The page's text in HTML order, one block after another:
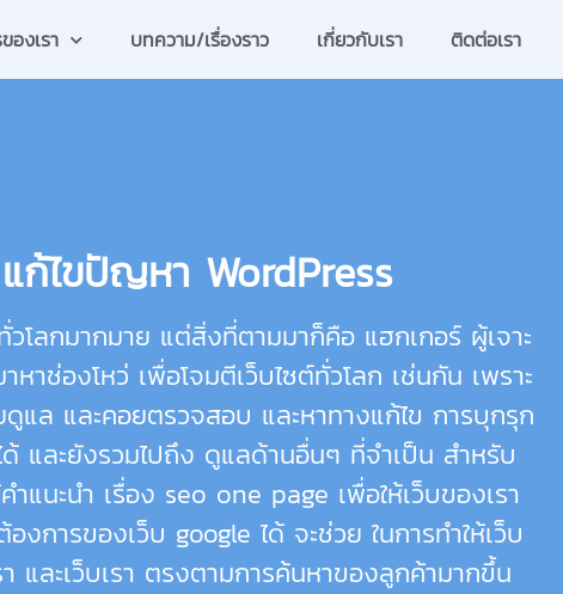
องเรา บทความ/เรื่องราว เกี่ยวกับเรา ติดต่อเรา
ก้ไขปัญหา WordPress
วโลกมากมาย แต่สิ่งที่ตามมาก็คือ แฮกเกอร์ ผู้เจาะ
หาช่องโหว่ เพื่อโจมตีเว็บไซต์ทั่วโลก เช่นกัน เพราะ
ดูแล และคอยตรวจสอบ และหาทางแก้ไข การบุกรุก
และยังรวมไปถึง ดูแลด้านอื่นๆ ที่จำเป็น สำหรับ
ำแนะนำ เรื่อง seo one page เพื่อให้เว็บของเรา
งการของเว็บ google ได้ จะช่วย ในการทำให้เว็บ
และเว็บเรา ตรงตามการค้นหาของลูกค้ามากขึ้น